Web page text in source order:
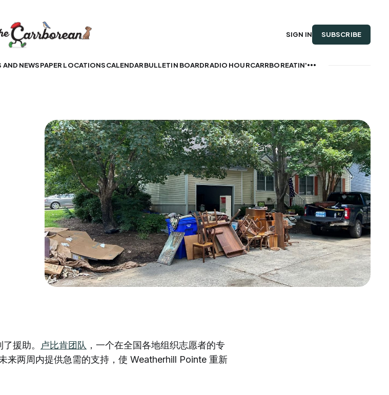
AND NEWSPAPER LOCATIONSCALENDARBULLETIN BOARDRADIO HOURCARRBOREATIN'
SIGN IN SUBSCRIBE
援助。 卢比肯团队 ，一个在全国各地组织志愿者的专
来两周内提供急需的支持，使 Weatherhill Pointe 重新